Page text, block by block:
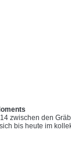
zwischen den
bis heute im